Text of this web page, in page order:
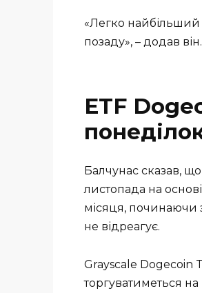
«Легко найбільший
позаду», – додав він.
ETF
Балчунас сказав,
листопада на
місяця, починаючи
не відреагує.
Grayscale Dogecoin
торгуватиметься